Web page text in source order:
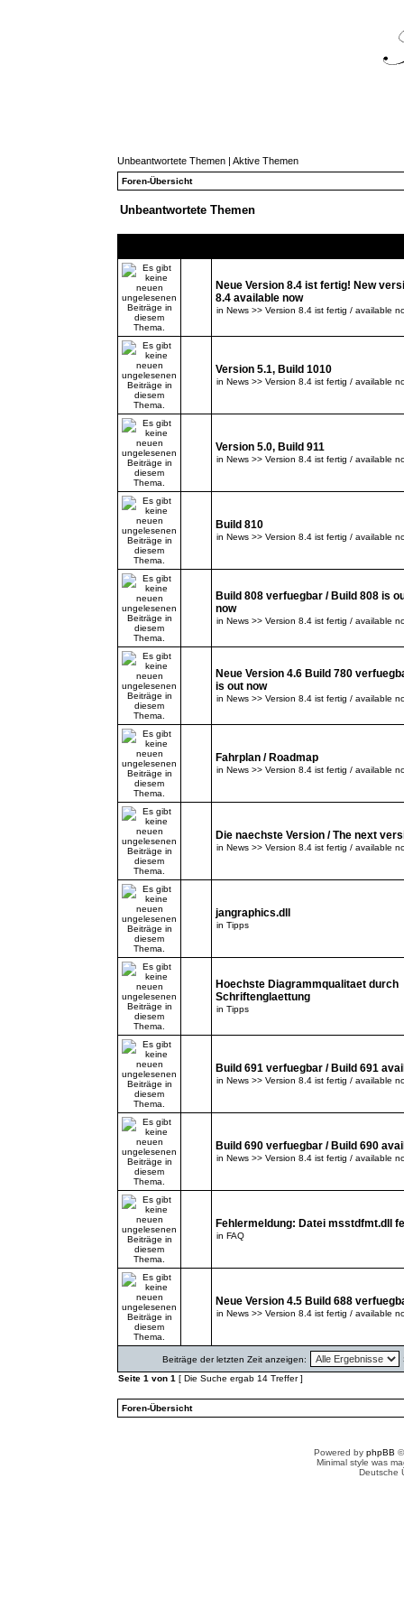
Unbeantwortete Themen | Aktive Themen
Foren-Übersicht
Unbeantwortete Themen
Neue Version 8.4 ist fertig! New
8.4 available now
in News >> Version 8.4 ist fertig / available
Version 5.1, Build 1010
in News >> Version 8.4 ist fertig / available
Version 5.0, Build 911
in News >> Version 8.4 ist fertig / available
Build 810
in News >> Version 8.4 ist fertig / available
Build 808 verfuegbar / Build 808 is
now
in News >> Version 8.4 ist fertig / available
Neue Version 4.6 Build 780
is out now
in News >> Version 8.4 ist fertig / available
Fahrplan / Roadmap
in News >> Version 8.4 ist fertig / available
Die naechste Version / The next
in News >> Version 8.4 ist fertig / available
jangraphics.dll
in Tipps
Hoechste Diagrammqualitaet durch
Schriftenglaettung
in Tipps
Build 691 verfuegbar / Build 691
in News >> Version 8.4 ist fertig / available
Build 690 verfuegbar / Build 690
in News >> Version 8.4 ist fertig / available
Fehlermeldung: Datei msstdfmt.dll
in FAQ
Neue Version 4.5 Build 688
in News >> Version 8.4 ist fertig / available
Beiträge der letzten Zeit anzeigen:
Seite 1 von 1 [ Die Suche ergab 14 Treffer ]
Foren-Übersicht
Powered by phpBB
Minimal style was
Deutsche